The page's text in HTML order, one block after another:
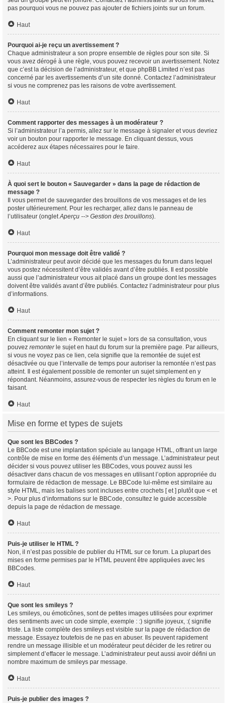
pas pourquoi vous ne pouvez pas ajouter de fichiers joints sur un forum.
Haut
Pourquoi ai-je reçu un avertissement ?
Chaque administrateur a son propre ensemble de règles pour son site. Si
vous avez dérogé à une règle, vous pouvez recevoir un avertissement. Notez
que c’est la décision de l’administrateur, et que phpBB Limited n’est pas
concerné par les avertissements d’un site donné. Contactez l’administrateur
si vous ne comprenez pas les raisons de votre avertissement.
Haut
Comment rapporter des messages à un modérateur ?
Si l’administrateur l’a permis, allez sur le message à signaler et vous devriez
voir un bouton pour rapporter le message. En cliquant dessus, vous
accéderez aux étapes nécessaires pour le faire.
Haut
À quoi sert le bouton « Sauvegarder » dans la page de rédaction de
message ?
Il vous permet de sauvegarder des brouillons de vos messages et de les
poster ultérieurement. Pour les recharger, allez dans le panneau de
l’utilisateur (ongletAperçu --> Gestion des brouillons).
Haut
Pourquoi mon message doit être validé ?
L’administrateur peut avoir décidé que les messages du forum dans lequel
vous postez nécessitent d’être validés avant d’être publiés. Il est possible
aussi que l’administrateur vous ait placé dans un groupe dont les messages
doivent être validés avant d’être publiés. Contactez l’administrateur pour plus
d’informations.
Haut
Comment remonter mon sujet ?
En cliquant sur le lien « Remonter le sujet » lors de sa consultation, vous
pouvez remonterle sujet en haut du forum sur la première page. Par ailleurs,
si vous ne voyez pas ce lien, cela signifie que la remontée de sujet est
désactivée ou que l’intervalle de temps pour autoriser la remontée n’est pas
atteint. Il est également possible de remonter un sujet simplement en y
répondant. Néanmoins, assurez-vous de respecter les règles du forum en le
faisant.
Haut
Mise en forme et types de sujets
Que sont les BBCodes ?
Le BBCode est une implantation spéciale au langage HTML, offrant un large
contrôle de mise en forme des éléments d’un message. L’administrateur peut
décider si vous pouvez utiliser les BBCodes, vous pouvez aussi les
désactiver dans chacun de vos messages en utilisant l’option appropriée du
formulaire de rédaction de message. Le BBCode lui-même est similaire au
style HTML, mais les balises sont incluses entre crochets [ et ] plutôt que < et
>. Pour plus d’informations sur le BBCode, consultez le guide accessible
depuis la page de rédaction de message.
Haut
Puis-je utiliser le HTML ?
Non, il n’est pas possible de publier du HTML sur ce forum. La plupart des
mises en forme permises par le HTML peuvent être appliquées avec les
BBCodes.
Haut
Que sont les smileys ?
Les smileys, ou émoticônes, sont de petites images utilisées pour exprimer
des sentiments avec un code simple, exemple : :) signifie joyeux, :( signifie
triste. La liste complète des smileys est visible sur la page de rédaction de
message. Essayez toutefois de ne pas en abuser. Ils peuvent rapidement
rendre un message illisible et un modérateur peut décider de les retirer ou
simplement d’effacer le message. L’administrateur peut aussi avoir défini un
nombre maximum de smileys par message.
Haut
Puis-je publier des images ?